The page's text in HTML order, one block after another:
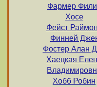
Фармер
Хосе
Фейст
Финней
Фостер Алан
Хаецкая
Хобб Робин